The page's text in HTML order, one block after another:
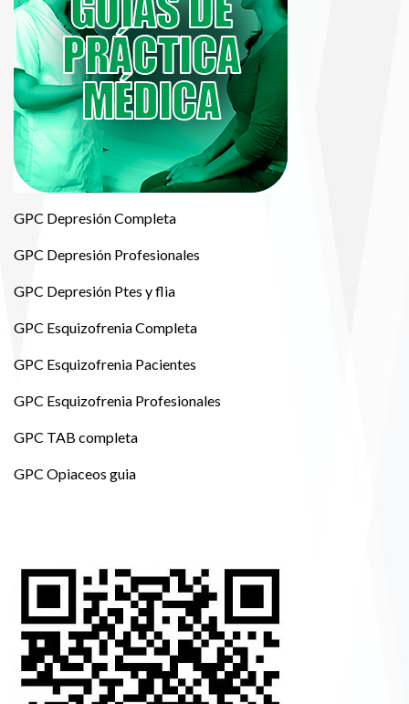
GPC Depresión Completa
GPC Depresión Profesionales
GPC Depresión Ptes y flia
GPC Esquizofrenia Completa
GPC Esquizofrenia Pacientes
GPC Esquizofrenia Profesionales
GPC TAB completa
GPC Opiaceos guia